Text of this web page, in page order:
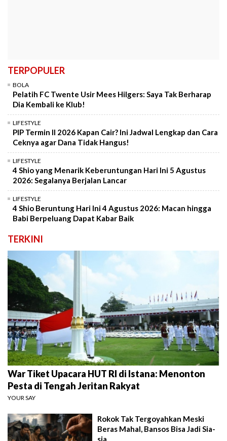
TERPOPULER
BOLA
Pelatih FC Twente Usir Mees Hilgers: Saya Tak Berharap
Dia Kembali ke Klub!
LIFESTYLE
PIP Termin II 2026 Kapan Cair? Ini Jadwal Lengkap dan Cara
Ceknya agar Dana Tidak Hangus!
LIFESTYLE
4 Shio yang Menarik Keberuntungan Hari Ini 5 Agustus
2026: Segalanya Berjalan Lancar
LIFESTYLE
4 Shio Beruntung Hari Ini 4 Agustus 2026: Macan hingga
Babi Berpeluang Dapat Kabar Baik
TERKINI
War Tiket Upacara HUT RI di Istana: Menonton
Pesta di Tengah Jeritan Rakyat
YOUR SAY
Rokok Tak Tergoyahkan Meski
Beras Mahal, Bansos Bisa Jadi Sia-
sia